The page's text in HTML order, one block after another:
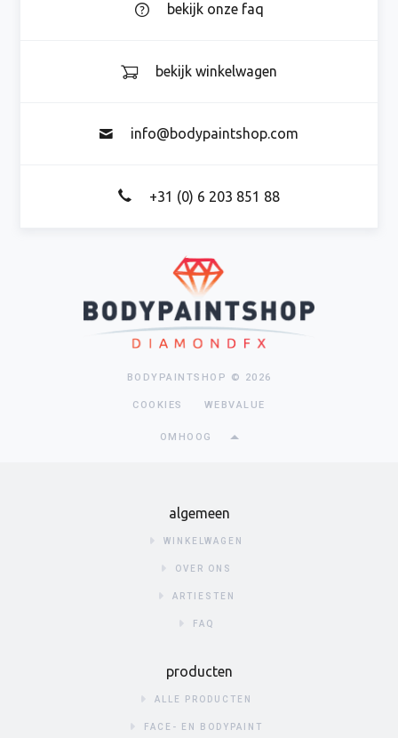
algemeen
WINKELWAGEN
OVER ONS
ARTIESTEN
FAQ
producten
ALLE PRODUCTEN
FACE- EN BODYPAINT
bekijk onze faq
bekijk winkelwagen
info@bodypaintshop.com
+31 (0) 6 203 851 88
BODYPAINTSHOP © 2026
COOKIES WEBVALUE
OMHOOG